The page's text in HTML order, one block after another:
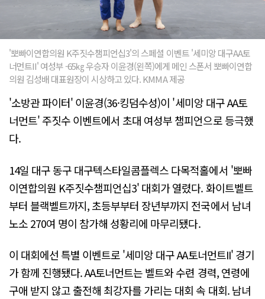
'뽀빠이연합의원 K주짓수챔피언십3'의 스페셜 이벤트 '세미앙 대구AA토
너먼트II' 여성부 -65㎏ 우승자 이윤경(왼쪽)에게 메인 스폰서 뽀빠이연합
의원 김성배 대표원장이 시상하고 있다. KMMA 제공
'소방관 파이터' 이윤경(36·킹덤수성)이 '세미앙 대구 AA토
너먼트' 주짓수 이벤트에서 초대 여성부 챔피언으로 등극했
다.
14일 대구 동구 대구텍스타일콤플렉스 다목적홀에서 '뽀빠
이연합의원 K주짓수챔피언십3' 대회가 열렸다. 화이트벨트
부터 블랙벨트까지, 초등부부터 장년부까지 전국에서 남녀
노소 270여 명이 참가해 성황리에 마무리됐다.
이 대회에선 특별 이벤트로 '세미앙 대구 AA토너먼트II' 경기
가 함께 진행됐다. AA토너먼트는 벨트와 수련 경력, 연령에
구애 받지 않고 출전해 최강자를 가리는 대회 속 대회. 남녀